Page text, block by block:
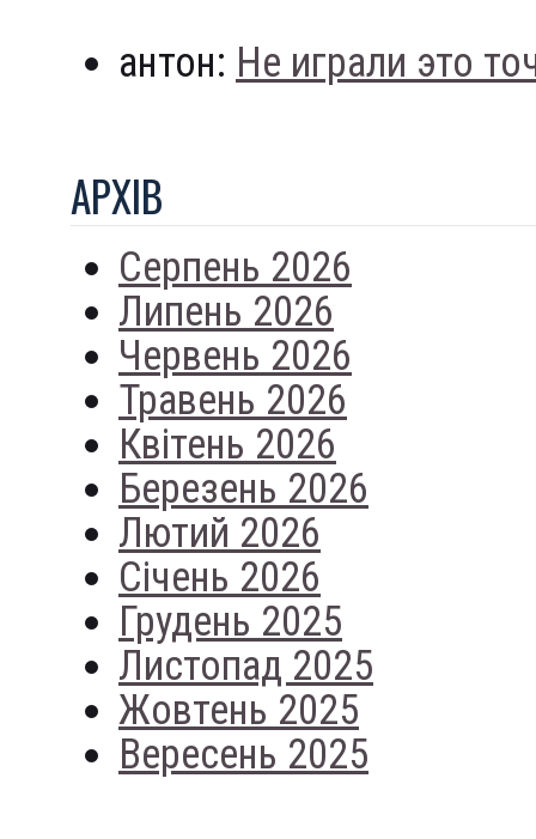
антон: Не играли это
АРХIВ
Серпень 2026
Липень 2026
Червень 2026
Травень 2026
Квітень 2026
Березень 2026
Лютий 2026
Січень 2026
Грудень 2025
Листопад 2025
Жовтень 2025
Вересень 2025